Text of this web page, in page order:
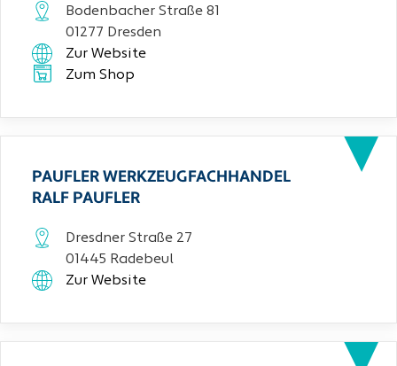
Bodenbacher Straße 81
01277 Dresden
Zur Website
Zum Shop
PAUFLER WERKZEUGFACHHANDEL
RALF PAUFLER
Dresdner Straße 27
01445 Radebeul
Zur Website